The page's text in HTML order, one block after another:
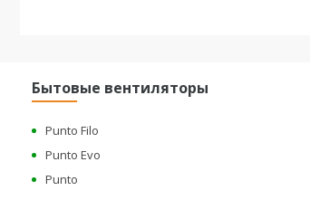
Бытовые вентиляторы
Punto Filo
Punto Evo
Punto